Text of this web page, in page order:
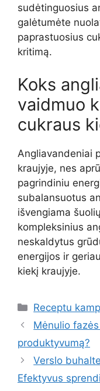
sudėtinguosius
galėtumėte
paprastuosius
kritimą.
Koks
vaidmuo
cukraus
Angliavandeniai
kraujyje, nes
pagrindiniu
subalansuotus
išvengiama
kompleksinius
neskaldytus
energijos ir
kiekį kraujyje.
Kategorijos
Receptu
Mėnulio
produktyvumą?
Verslo
Efektyvus